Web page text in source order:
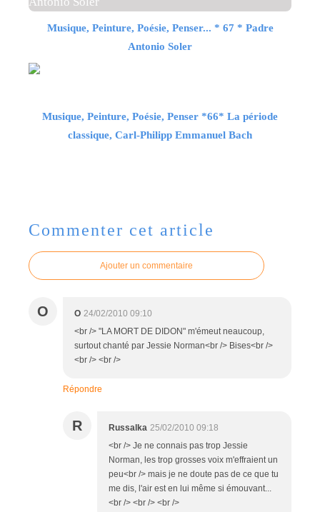
Musique, Peinture, Poésie, Penser... * 67 * Padre
Antonio Soler
Musique, Peinture, Poésie, Penser *66* La période
classique, Carl-Philipp Emmanuel Bach
Commenter cet article
Ajouter un commentaire
O O 24/02/2010 09:10
<br /> "LA MORT DE DIDON" m'émeut neaucoup,
surtout chanté par Jessie Norman<br /> Bises<br />
<br /> <br />
Répondre
R Russalka 25/02/2010 09:18
<br /> Je ne connais pas trop Jessie
Norman, les trop grosses voix m'effraient un
peu<br /> mais je ne doute pas de ce que tu
me dis, l'air est en lui même si émouvant...
<br /> <br /> <br />